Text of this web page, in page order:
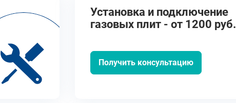
Установка и подключение
газовых плит - от 1200 руб.
Получить консультацию